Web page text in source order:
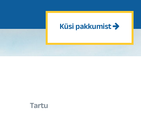
Küsi pakkumist
Tartu